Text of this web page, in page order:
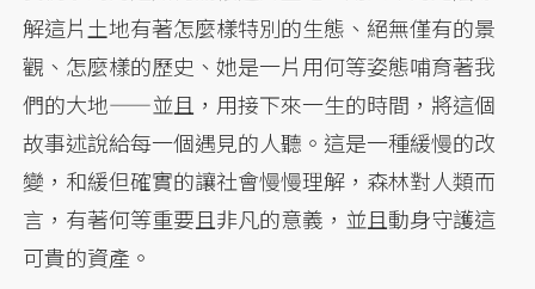
解這片土地有著怎麼樣特別的生態、絕無僅有的景
觀、怎麼樣的歷史、她是一片用何等姿態哺育著我
們的大地——並且，用接下來一生的時間，將這個
故事述說給每一個遇見的人聽。這是一種緩慢的改
變，和緩但確實的讓社會慢慢理解，森林對人類而
言，有著何等重要且非凡的意義，並且動身守護這
可貴的資產。